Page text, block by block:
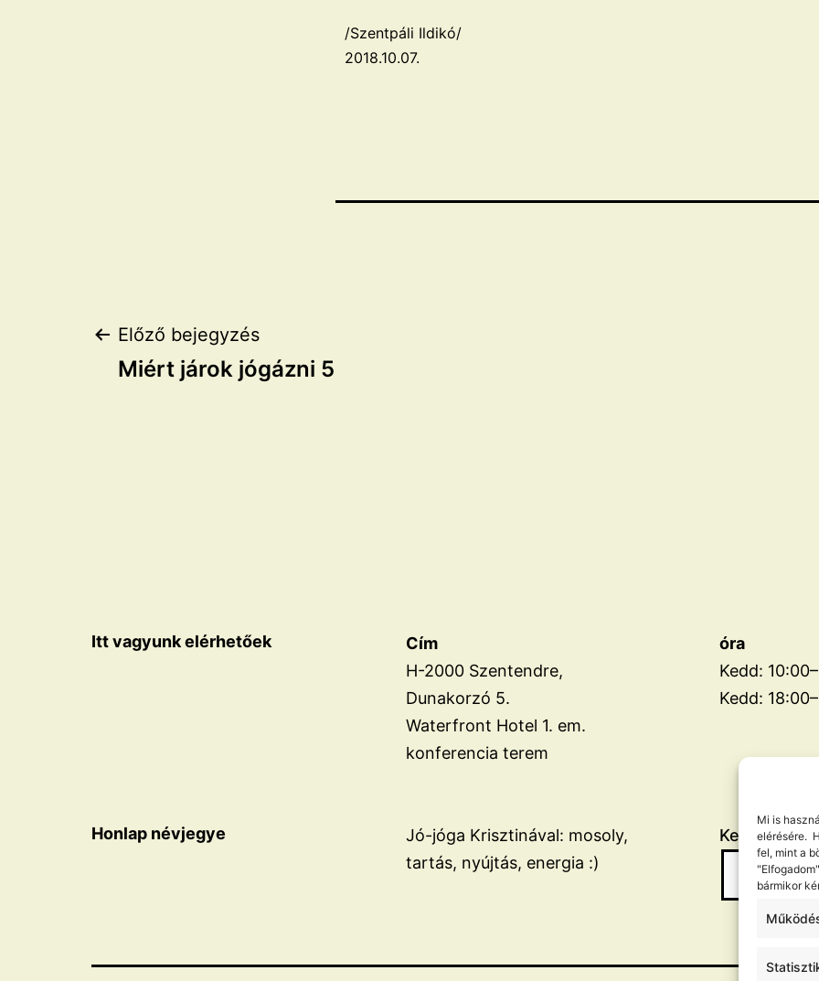
Mi is
elérésére.
fel, mint a
bármikor
/Szentpáli Ildikó/
2018.10.07.
Bejegyzés
Előző bejegyzés
Miért járok jógázni 5
Itt vagyunk elérhetőek
Cím
H-2000 Szentendre,
Dunakorzó 5.
Waterfront Hotel 1. em.
konferencia terem
óra
Kedd:
Kedd:
Honlap névjegye
Jó-jóga Krisztinával: mosoly,
tartás, nyújtás, energia :)
Keresés